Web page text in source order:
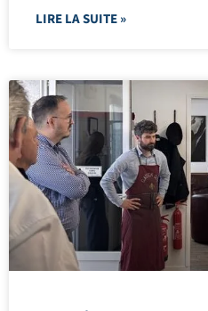
LIRE LA SUITE »